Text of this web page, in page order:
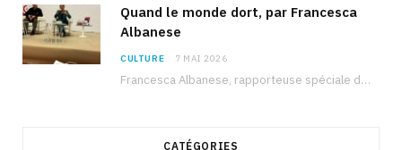
Quand le monde dort, par Francesca
Albanese
CULTURE 7 MAI 2026
Francesca Albanese, rapporteuse spéciale de l’ONU sur les territoires palestiniens occupés, était à Tunis pour…
CATÉGORIES